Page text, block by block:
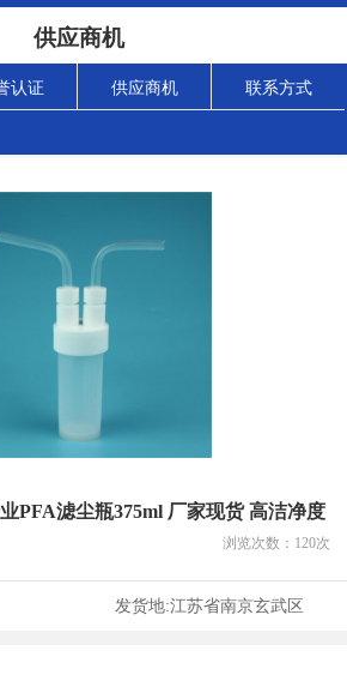
供应商机
认证 供应商机 联系方式
PFA滤尘瓶375ml 厂家现货 高洁净度
浏览次数： 120次
发货地:江苏省南京玄武区